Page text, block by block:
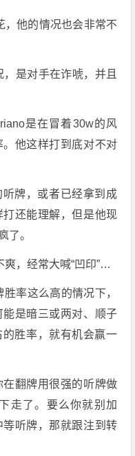
，他的情况也会非常不
是对手在诈唬，并且
是在冒着30w的风
他这样打到底对不对
牌，或者已经拿到成
还能理解，但是他现
了。
，经常大喊“凹印”…
率这么高的情况下，
是暗三或两对、顺子
胜率，就有机会赢一
翻牌用很强的听牌做
走了。要么你就别加
听牌，那就跟注到转